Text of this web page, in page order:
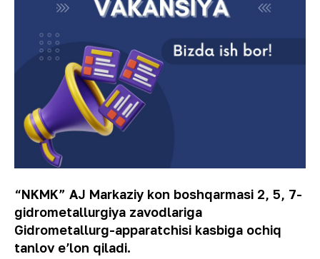
“NKMK” AJ Markaziy kon boshqarmasi 2, 5, 7-
gidrometallurgiya zavodlariga
Gidrometallurg-apparatchisi kasbiga ochiq
tanlov eʼlon qiladi.